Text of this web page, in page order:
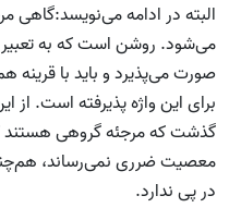
البته در ادامه می‌نویسد:گاهی
می‌شود. روشن است که به
صورت می‌پذیرد و باید با
برای این واژه پذیرفته است.
گذشت که مرجئه گروهی هستند
معصیت ضرری نمی‌رساند،
در پی ندارد.